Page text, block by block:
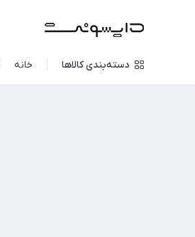
دسته‌بندی کالاها خانه